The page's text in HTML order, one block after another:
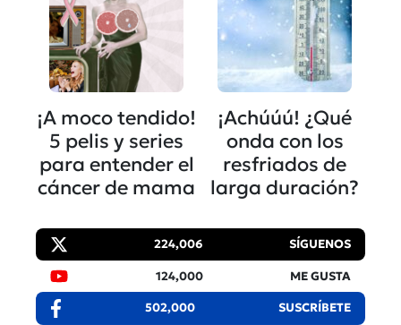
¡A moco tendido!
5 pelis y series
para entender el
cáncer de mama
¡Achúúú! ¿Qué
onda con los
resfriados de
larga duración?
224,006 SÍGUENOS
124,000 ME GUSTA
502,000 SUSCRÍBETE